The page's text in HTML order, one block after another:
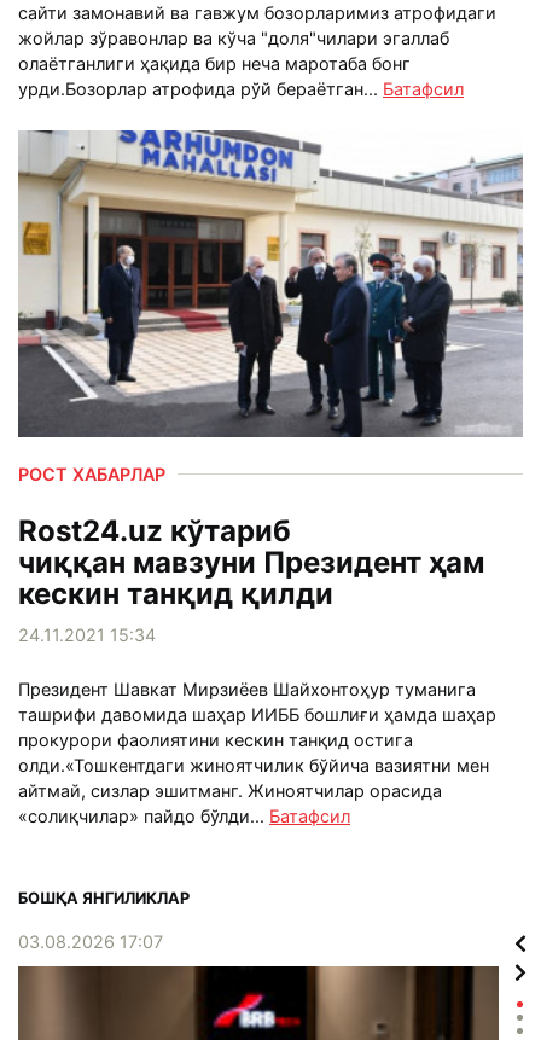
сайти замонавий ва гавжум бозорларимиз атрофидаги
жойлар зўравонлар ва кўча "доля"чилари эгаллаб
олаётганлиги ҳақида бир неча маротаба бонг
урди.Бозорлар атрофида рўй бераётган... Батафсил
РОСТ ХАБАРЛАР
Rost24.uz кўтариб
чиққан мавзуни Президент ҳам
кескин танқид қилди
24.11.2021 15:34
Президент Шавкат Мирзиёев Шайхонтоҳур туманига
ташрифи давомида шаҳар ИИББ бошлиғи ҳамда шаҳар
прокурори фаолиятини кескин танқид остига
олди.«Тошкентдаги жиноятчилик бўйича вазиятни мен
айтмай, сизлар эшитманг. Жиноятчилар орасида
«солиқчилар» пайдо бўлди... Батафсил
БОШҚА ЯНГИЛИКЛАР
03.08.2026 17:07